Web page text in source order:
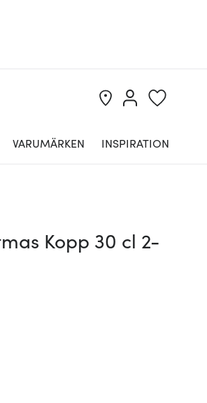
VARUMÄRKEN INSPIRATION
Kopp 30 cl 2-